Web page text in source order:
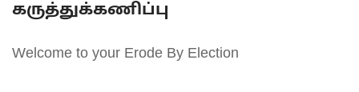
கருத்துக்கணிப்பு
Welcome to your Erode By Election